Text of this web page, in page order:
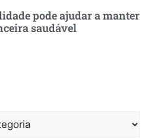
pode ajudar a manter
saudável